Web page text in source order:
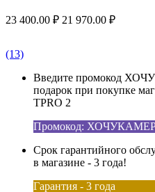
23 400.00 ₽ 21 970.00 ₽
(13)
Введите промокод
подарок при покупке
TPRO 2
Промокод:
Срок гарантийного
в магазине - 3 года!
Гарантия - 3 года